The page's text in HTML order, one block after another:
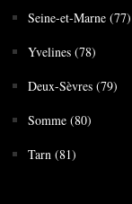
Seine-et-Marne (77)
Yvelines (78)
Deux-Sèvres (79)
Somme (80)
Tarn (81)